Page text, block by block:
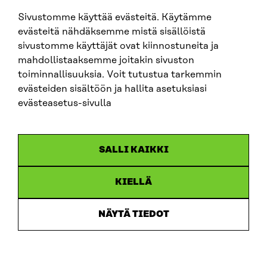
Sivustomme käyttää evästeitä. Käytämme
evästeitä nähdäksemme mistä sisällöistä
sivustomme käyttäjät ovat kiinnostuneita ja
mahdollistaaksemme joitakin sivuston
toiminnallisuuksia. Voit tutustua tarkemmin
evästeiden sisältöön ja hallita asetuksiasi
evästeasetus-sivulla
SALLI KAIKKI
KIELLÄ
NÄYTÄ TIEDOT
SITRA PÅ SOCIALA MEDIER
LinkedIn
Instagram
YouTube
Tillgänglighetsutredning
Beskrivning av handlingsoffentligheten